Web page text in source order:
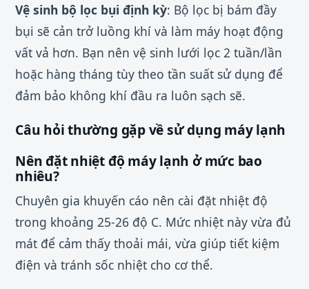
Vệ sinh bộ lọc bụi định kỳ: Bộ lọc bị bám đầy
bụi sẽ cản trở luồng khí và làm máy hoạt động
vất vả hơn. Bạn nên vệ sinh lưới lọc 2 tuần/lần
hoặc hàng tháng tùy theo tần suất sử dụng để
đảm bảo không khí đầu ra luôn sạch sẽ.
Câu hỏi thường gặp về sử dụng máy lạnh
Nên đặt nhiệt độ máy lạnh ở mức bao
nhiêu?
Chuyên gia khuyến cáo nên cài đặt nhiệt độ
trong khoảng 25-26 độ C. Mức nhiệt này vừa đủ
mát để cảm thấy thoải mái, vừa giúp tiết kiệm
điện và tránh sốc nhiệt cho cơ thể.